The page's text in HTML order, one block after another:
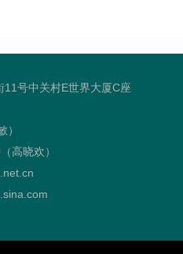
号中关村E世界大厦C座
高晓欢）